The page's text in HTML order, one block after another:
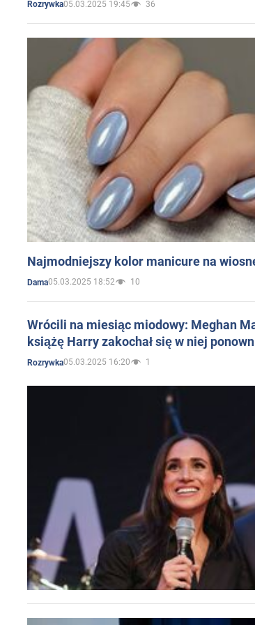
Rozrywka05.03.2025 19:45 36
Najmodniejszy kolor manicure na
Dama05.03.2025 18:52 10
Wrócili na miesiąc miodowy: Meghan
książę Harry zakochał się w niej
Rozrywka05.03.2025 16:20 1